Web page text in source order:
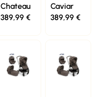
Chateau
389,99 €
Caviar
389,99 €